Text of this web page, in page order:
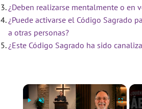
¿Deben realizarse mentalmente o en
¿Puede activarse el Código Sagrado
a otras personas?
¿Este Código Sagrado ha sido
×